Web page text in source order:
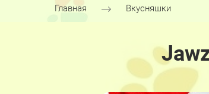
Главная Вкусняшки